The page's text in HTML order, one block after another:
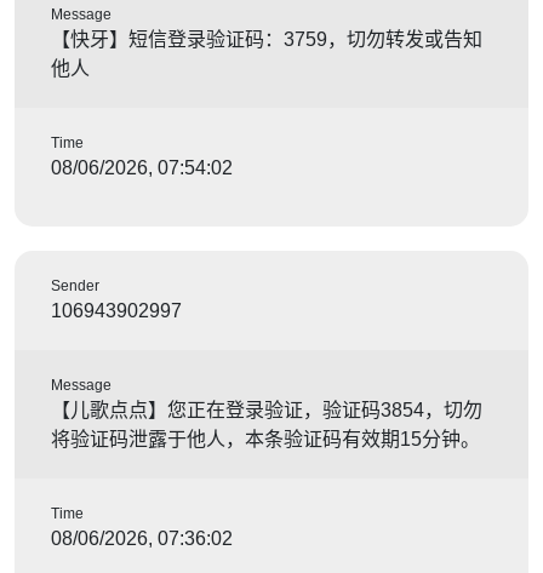
Message
【快牙】短信登录验证码：3759，切勿转发或告知
他人
Time
08/06/2026, 07:54:02
Sender
106943902997
Message
【儿歌点点】您正在登录验证，验证码3854，切勿
将验证码泄露于他人，本条验证码有效期15分钟。
Time
08/06/2026, 07:36:02